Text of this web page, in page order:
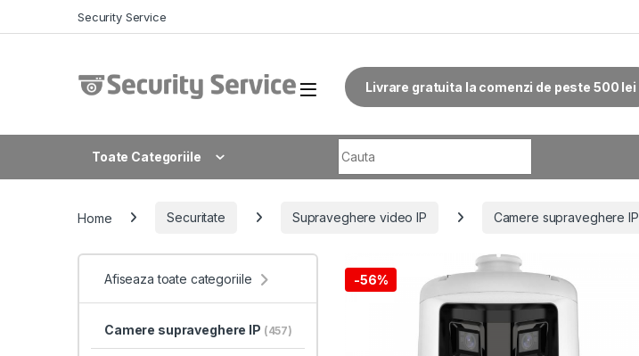
Security Service
Livrare gratuita la comenzi de peste 500 lei
Toate Categoriile
Home Securitate Supraveghere video IP Camere supraveghere IP
-56%
Afiseaza toate categoriile
Camere supraveghere IP (457)